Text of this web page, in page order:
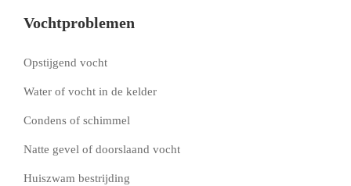
Vochtproblemen
Opstijgend vocht
Water of vocht in de kelder
Condens of schimmel
Natte gevel of doorslaand vocht
Huiszwam bestrijding